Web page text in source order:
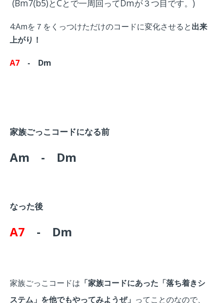
(Bm7(b5)とCとで一周回ってDmが３つ目です。)
4:Amを７をくっつけただけのコードに変化させると出来
上がり！
A7 - Dm
家族ごっこコードになる前
Am - Dm
なった後
A7 - Dm
家族ごっこコードは 「家族コードにあった「落ち着きシ
ステム」を他でもやってみようぜ」 ってことのなので、